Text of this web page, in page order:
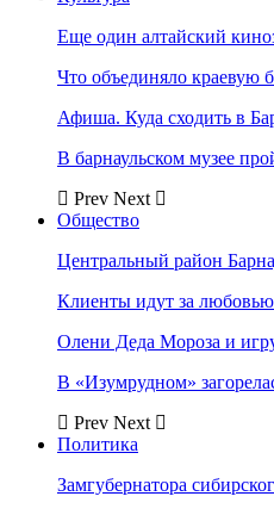
Еще один алтайский
Что объединяло краевую
Афиша. Куда сходить в
В барнаульском музее
Prev Next
Общество
Центральный район
Клиенты идут за
Олени Деда Мороза и
В «Изумрудном»
Prev Next
Политика
Замгубернатора